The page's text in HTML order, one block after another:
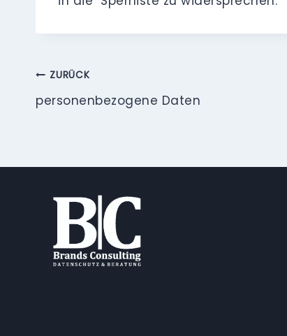
Beitragsnavigation
ZURÜCK
personenbezogene Daten